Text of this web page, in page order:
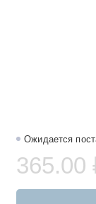
Ожидается
365.00